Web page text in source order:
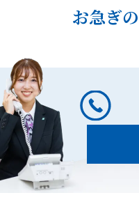
お急ぎ